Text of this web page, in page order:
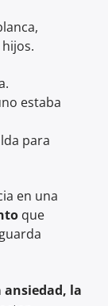
estaba
para
en una
que
ansiedad, la